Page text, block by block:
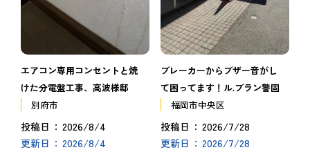
エアコン専用コンセントと焼
けた分電盤工事、高波様邸
別府市
投稿日 2026/8/4
更新日 2026/8/4
ブレーカーからブザー音がし
て困ってます！ル.ブラン警固
福岡市中央区
投稿日 2026/7/28
更新日 2026/7/28